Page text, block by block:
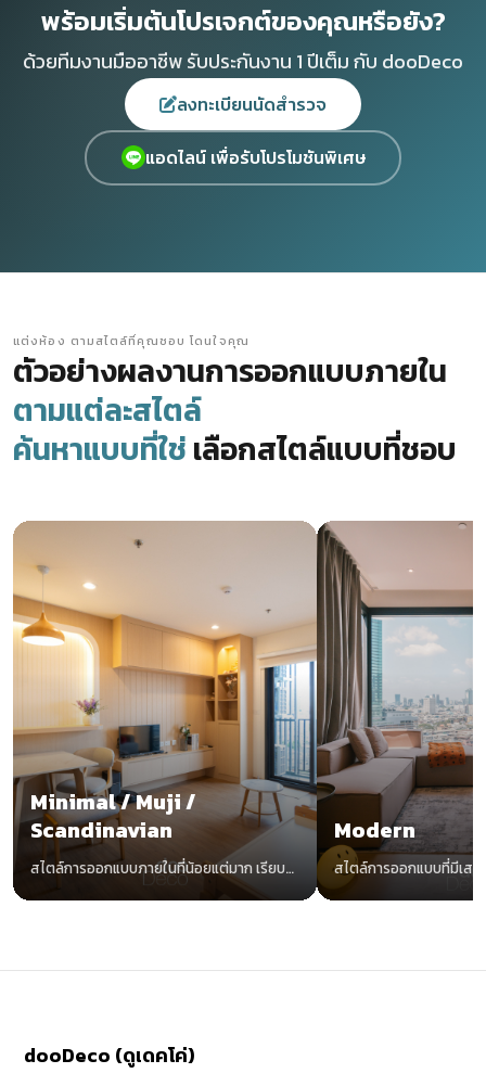
พร้อมเริ่มต้นโปรเจกต์ของคุณหรือยัง?
ด้วยทีมงานมืออาชีพ รับประกันงาน 1 ปีเต็ม กับ dooDeco
ลงทะเบียนนัดสำรวจ
แอดไลน์ เพื่อรับโปรโมชันพิเศษ
แต่งห้อง ตามสไตล์ที่คุณชอบ โดนใจคุณ
ตัวอย่างผลงานการออกแบบภายใน
ตามแต่ละสไตล์
ค้นหาแบบที่ใช่เลือกสไตล์แบบที่ชอบ
Minimal / Muji /
Scandinavian
สไตล์การออกแบบภายในที่น้อยแต่มาก เรียบ
แต่ง่าย อบอุ่นด้วยโทนสีขาวและไม้
Modern
สไตล์การออกแบบที่มีเสน่
ทันสมัย น่าค้นหา ไม่มีตก
dooDeco (ดูเดคโค่)